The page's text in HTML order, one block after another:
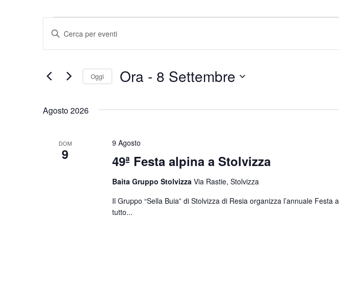
Eventi
Ricerca
viste
Inserisci
Parola
Chiave.
per
Oggi Ora - 8 Settembre
data.
Agosto 2026
DOM
9 49ª Festa alpina a Stolvizza
9 Agosto
Baita Gruppo Stolvizza Via Rastie, Stolvizza
Il Gruppo “Sella Buia” di Stolvizza di Resia organizza l’annuale Festa
tutto...